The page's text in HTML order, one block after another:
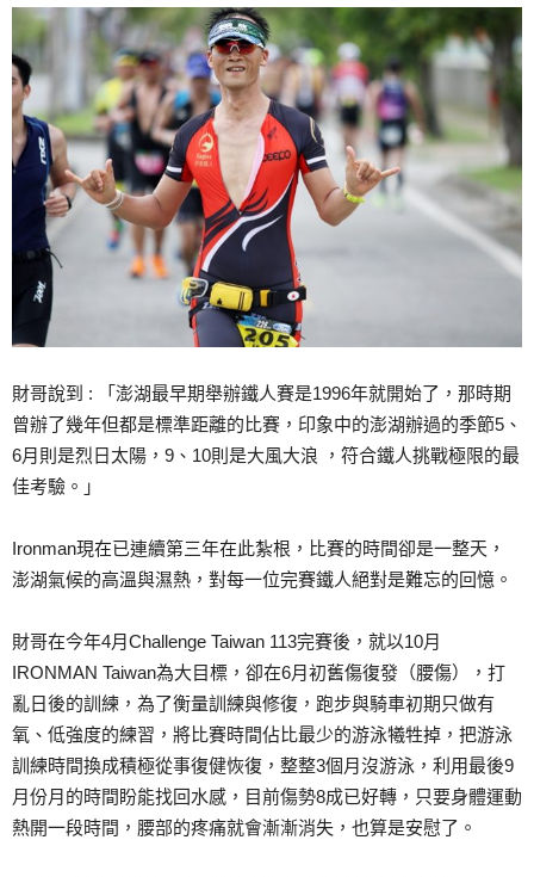
財哥說到 : 「澎湖最早期舉辦鐵人賽是1996年就開始了，那時期
曾辦了幾年但都是標準距離的比賽，印象中的澎湖辦過的季節5、
6月則是烈日太陽，9、10則是大風大浪 ，符合鐵人挑戰極限的最
佳考驗。」
Ironman現在已連續第三年在此紮根，比賽的時間卻是一整天，
澎湖氣候的高溫與濕熱，對每一位完賽鐵人絕對是難忘的回憶。
財哥在今年4月Challenge Taiwan 113完賽後，就以10月
IRONMAN Taiwan為大目標，卻在6月初舊傷復發（腰傷），打
亂日後的訓練，為了衡量訓練與修復，跑步與騎車初期只做有
氧、低強度的練習，將比賽時間佔比最少的游泳犧牲掉，把游泳
訓練時間換成積極從事復健恢復，整整3個月沒游泳，利用最後9
月份月的時間盼能找回水感，目前傷勢8成已好轉，只要身體運動
熱開一段時間，腰部的疼痛就會漸漸消失，也算是安慰了。